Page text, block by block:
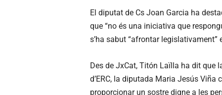
El diputat de Cs Joan Garcia ha
que “no és una iniciativa que
s’ha sabut “afrontar legislativament”
Des de JxCat, Titón Laïlla ha dit que
d’ERC, la diputada Maria Jesús Viña
proporcionar un sostre digne a les